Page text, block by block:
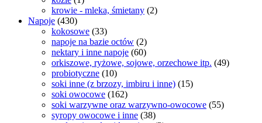
krowie - mleka, śmietany (2)
Napoje (430)
kokosowe (33)
napoje na bazie octów (2)
nektary i inne napoje (60)
orkiszowe, ryżowe, sojowe, orzechowe itp. (49)
probiotyczne (10)
soki inne (z brzozy, imbiru i inne) (15)
soki owocowe (162)
soki warzywne oraz warzywno-owocowe (55)
syropy owocowe i inne (38)